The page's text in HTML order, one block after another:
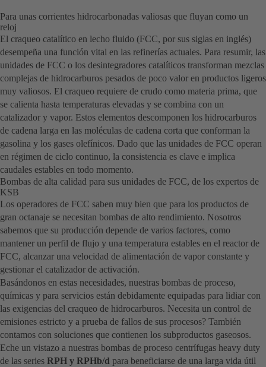
Para unas corrientes hidrocarbonadas valiosas que fluyan como un
reloj
El craqueo catalítico en lecho fluido (FCC, por sus siglas en inglés)
desempeña una función vital en las refinerías actuales. Para resumir, las
unidades de FCC o los desintegradores catalíticos transforman mezclas
complejas de hidrocarburos pesados de poco valor en productos ligeros
muy valiosos. El craqueo requiere de crudo como materia prima, que
se calienta hasta temperaturas elevadas y se combina con un
catalizador y vapor. Estos elementos descomponen los hidrocarburos
de cadena larga en las moléculas de cadena corta que conforman la
gasolina y los gases olefínicos. Dado que las unidades de FCC operan
en régimen de ciclo continuo, la consistencia es clave e implica
caudales estables en todo momento.
Bombas de alta calidad para sus unidades de FCC, de los expertos de
KSB
Los operadores de FCC saben muy bien que para los productos de
gran octanaje se necesitan bombas de alto rendimiento. Nosotros
sabemos que su producción depende de varios factores, como
mantener un perfil de flujo y una temperatura estables en el reactor de
FCC, alcanzar una velocidad de alimentación de vapor constante y
gestionar el catalizador de activación.
Basándonos en estas necesidades, nuestras bombas de proceso,
químicas y para servicios están debidamente equipadas para lidiar con
las exigencias del craqueo de hidrocarburos. Necesita un control de
emisiones estricto y a prueba de fallos de sus procesos? También
contamos con soluciones que contienen los subproductos gaseosos.
Eche un vistazo a nuestras bombas de proceso centrífugas heavy duty
de las series RPH y RPHb/d para beneficiarse de una larga vida útil